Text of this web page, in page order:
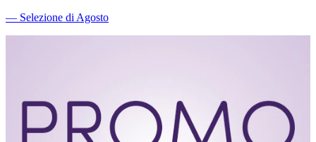
― Selezione di Agosto